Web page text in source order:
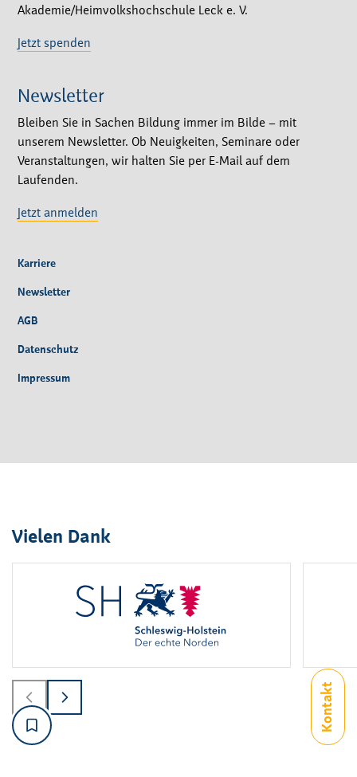
Akademie/Heimvolkshochschule Leck e. V.
Jetzt spenden
Newsletter
Bleiben Sie in Sachen Bildung immer im Bilde – mit
unserem Newsletter. Ob Neuigkeiten, Seminare oder
Veranstaltungen, wir halten Sie per E-Mail auf dem
Laufenden.
Jetzt anmelden
Karriere
Newsletter
AGB
Datenschutz
Impressum
Vielen Dank
Logo1bis2von6sichtbar.